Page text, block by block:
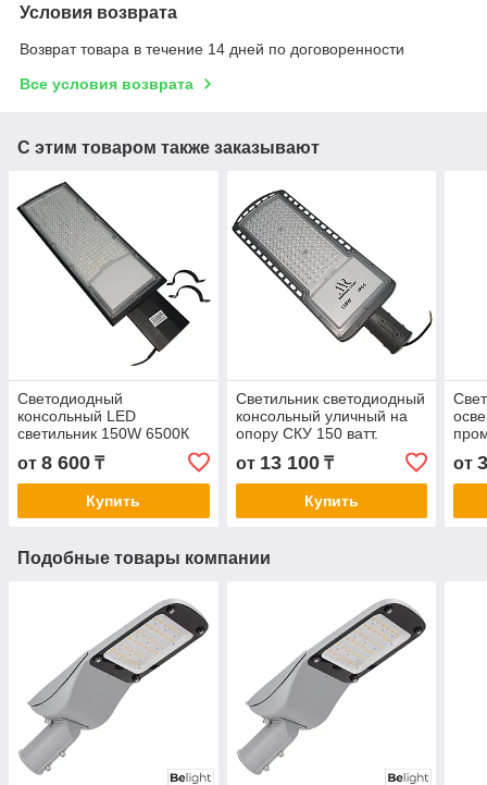
Условия возврата
Возврат товара в течение 14 дней по договоренности
Все условия возврата
С этим товаром также заказывают
Светодиодный
консольный LED
светильник 150W 6500К
13 000 Lm уличный
от 8 600 ₸
Купить
Светильник светодиодный
консольный уличный на
опору СКУ 150 ватт.
от 13 100₸
Купить
от
Подобные товары компании